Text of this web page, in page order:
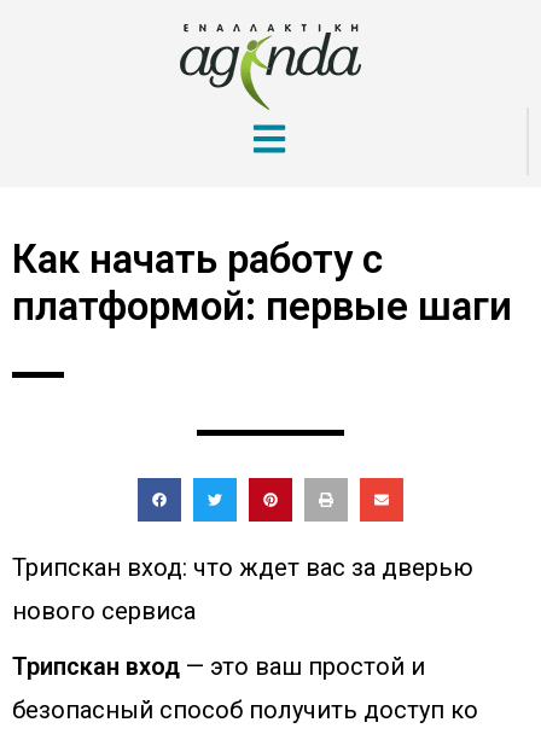
Как начать работу с
платформой: первые шаги
Трипскан вход: что ждет вас за дверью
нового сервиса
Трипскан вход — это ваш простой и
безопасный способ получить доступ ко